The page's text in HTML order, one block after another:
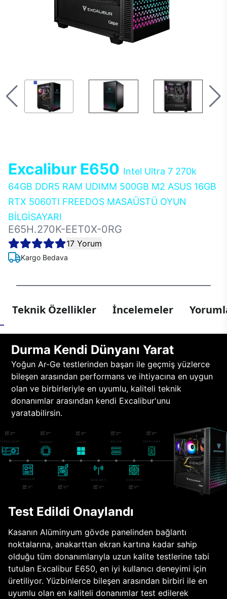
Excalibur E650 Intel Ultra 7 270k
64GB DDR5 RAM UDIMM 500GB M2 ASUS 16GB
RTX 5060TI FREEDOS MASAÜSTÜ OYUN
BİLGİSAYARI
E65H.270K-EET0X-0RG
17 Yorum
Kargo Bedava
Teknik Özellikler İncelemeler
Durma Kendi Dünyanı Yarat
Yoğun Ar-Ge testlerinden başarı ile geçmiş yüzlerce
bileşen arasından performans ve ihtiyacına en uygun
olan ve birbirleriyle en uyumlu, kaliteli teknik
donanımlar arasından kendi Excalibur'unu
yaratabilirsin.
Test Edildi Onaylandı
Kasanın Alüminyum gövde panelinden bağlantı
noktalarına, anakarttan ekran kartına kadar sahip
olduğu tüm donanımlarıyla uzun kalite testlerine tabi
tutulan Excalibur E650, en iyi kullanıcı deneyimi için
üretiliyor. Yüzbinlerce bileşen arasından birbiri ile en
uyumlu olan en kaliteli donanımlar test edilerek